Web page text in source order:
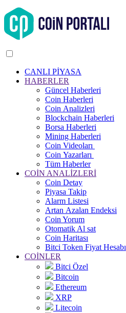
CANLI PİYASA
HABERLER
Güncel Haberleri
Coin Haberleri
Coin Analizleri
Blockchain Haberleri
Borsa Haberleri
Mining Haberleri
Coin Videoları
Coin Yazarları
Tüm Haberler
COİN ANALİZLERİ
Coin Detay
Piyasa Takip
Alarm Listesi
Artan Azalan Endeksi
Coin Yorum
Otomatik Al sat
Coin Haritası
Bitci Token Fiyat Hesabı
COİNLER
Bitci Özel
Bitcoin
Ethereum
XRP
Litecoin